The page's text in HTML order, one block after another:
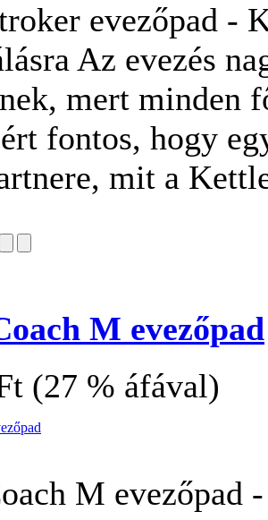
evezőpad -
Az evezés
mert minden
fontos, hogy
mit a
M evezőpad
(27 % áfával)
M evezőpad